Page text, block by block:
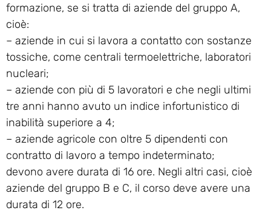
formazione, se si tratta di aziende del gruppo A,
cioè:
– aziende in cui si lavora a contatto con sostanze
tossiche, come centrali termoelettriche, laboratori
nucleari;
– aziende con più di 5 lavoratori e che negli ultimi
tre anni hanno avuto un indice infortunistico di
inabilità superiore a 4;
– aziende agricole con oltre 5 dipendenti con
contratto di lavoro a tempo indeterminato;
devono avere durata di 16 ore. Negli altri casi, cioè
aziende del gruppo B e C, il corso deve avere una
durata di 12 ore.